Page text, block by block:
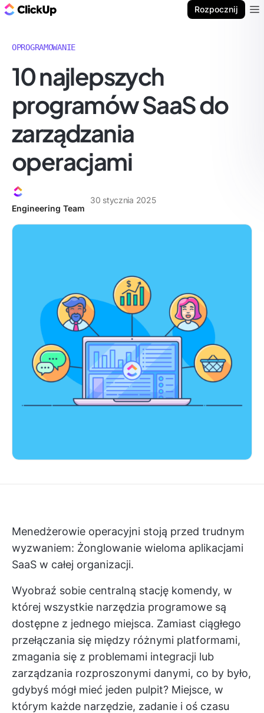
Rozpocznij
OPROGRAMOWANIE
10 najlepszych
programów SaaS do
zarządzania
operacjami
Engineering Team
30 stycznia 2025
Menedżerowie operacyjni stoją przed trudnym
wyzwaniem: Żonglowanie wieloma aplikacjami
SaaS w całej organizacji.
Wyobraź sobie centralną stację komendy, w
której wszystkie narzędzia programowe są
dostępne z jednego miejsca. Zamiast ciągłego
przełączania się między różnymi platformami,
zmagania się z problemami integracji lub
zarządzania rozproszonymi danymi, co by było,
gdybyś mógł mieć jeden pulpit? Miejsce, w
którym każde narzędzie, zadanie i oś czasu